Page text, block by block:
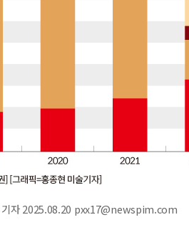
기자 2025.08.20 pxx17@newspim.com